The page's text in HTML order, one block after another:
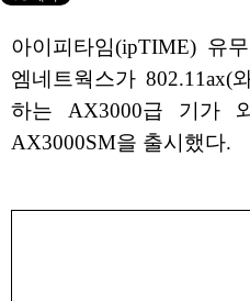
아이피타임(ipTIME) 유
엠네트웍스가 802.11ax(
하는 AX3000급 기가
AX3000SM을 출시했다.